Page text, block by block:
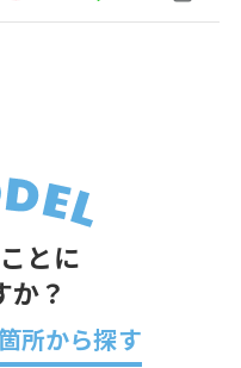
とに
か？
所から探す